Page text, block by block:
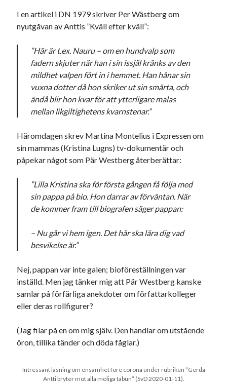
I en artikel i DN 1979 skriver Per Wästberg om
nyutgåvan av Anttis ”Kväll efter kväll”:
”Här är t.ex. Nauru – om en hundvalp som
fadern skjuter när han i sin issjäl kränks av den
mildhet valpen fört in i hemmet. Han hånar sin
vuxna dotter då hon skriker ut sin smärta, och
ändå blir hon kvar för att ytterligare malas
mellan likgiltighetens kvarnstenar.”
Häromdagen skrev Martina Montelius i Expressen om
sin mammas (Kristina Lugns) tv-dokumentär och
påpekar något som Pär Westberg återberättar:
”Lilla Kristina ska för första gången få följa med
sin pappa på bio. Hon darrar av förväntan. När
de kommer fram till biografen säger pappan:
– Nu går vi hem igen. Det här ska lära dig vad
besvikelse är.”
Nej, pappan var inte galen; bioföreställningen var
inställd. Men jag tänker mig att Pär Westberg kanske
samlar på förfärliga anekdoter om författarkolleger
eller deras rollfigurer?
(Jag filar på en om mig själv. Den handlar om utstående
öron, tillika tänder och döda fåglar.)
Intressant läsning om ensamhet före corona under rubriken ”Gerda
Antti bryter mot alla möliga tabun” (SvD 2020-01-11).